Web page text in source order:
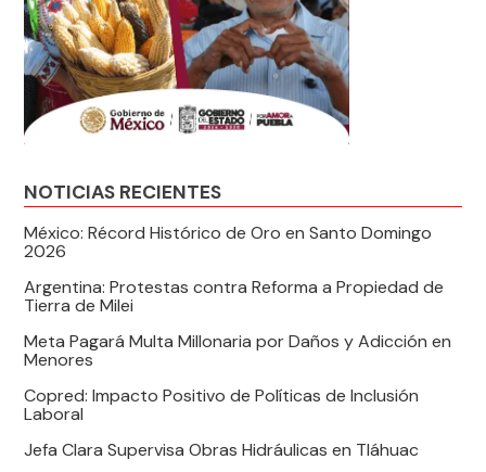
NOTICIAS RECIENTES
México: Récord Histórico de Oro en Santo Domingo
2026
Argentina: Protestas contra Reforma a Propiedad de
Tierra de Milei
Meta Pagará Multa Millonaria por Daños y Adicción en
Menores
Copred: Impacto Positivo de Políticas de Inclusión
Laboral
Jefa Clara Supervisa Obras Hidráulicas en Tláhuac